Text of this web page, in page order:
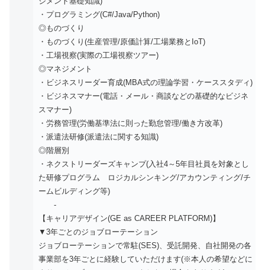
・プログラミング(C#/Java/Python)
◎ものづくり
・ものづくり(生産管理/原価計算/工場業務とIoT)
・工場視察(実際の工場視察ツアー)
◎マネジメント
・ビジネスリーダー育成(MBA式の理論学習・ケーススタディ)
・ビジネスマナー(電話・メール・商談などの基礎的なビジネ
スマナー)
・労務管理(労働基準法に則った勤怠管理/働き方改革)
・派遣法研修(派遣法に関する知識)
◎階層別
・ネクストリーダーズキャンプ(入社4～5年目社員を対象とし
た研修プログラム ロジカルシンキング/アカウンティング/チ
ームビルディング等)
-
【キャリアデザイン(GE as CAREER PLATFORM)】
▼3年ごとのジョブローテーション
ジョブローテーションで常駐(SES)、受託開発、自社開発の各
事業部を3年ごとに経験していただけます(※本人の希望などに